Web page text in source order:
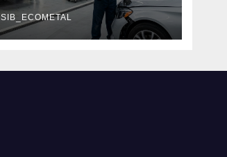
наличие
оригинальных
запчастей
сроки выполнения
SIB_ECOMETAL